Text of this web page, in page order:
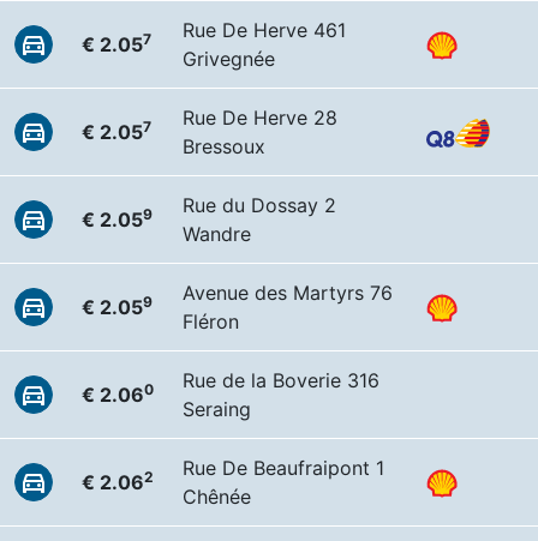
€ 2.057
Rue De Herve 461
Grivegnée
€ 2.057
Rue De Herve 28
Bressoux
€ 2.059
Rue du Dossay 2
Wandre
€ 2.059
Avenue des Martyrs 76
Fléron
€ 2.060
Rue de la Boverie 316
Seraing
€ 2.062
Rue De Beaufraipont 1
Chênée